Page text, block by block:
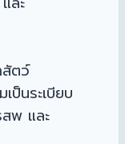
สัตว์
ป็นระเบียบ
พ และ